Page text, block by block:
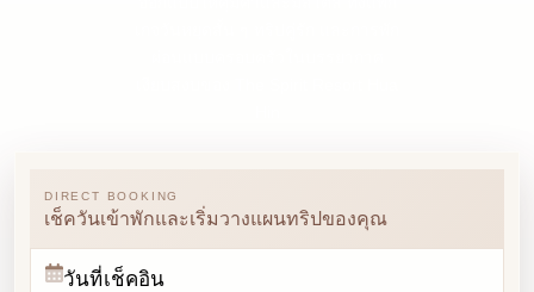
DIRECT BOOKING
เช็ควันเข้าพักและเริ่มวางแผนทริปของคุณ
วันที่เช็คอิน